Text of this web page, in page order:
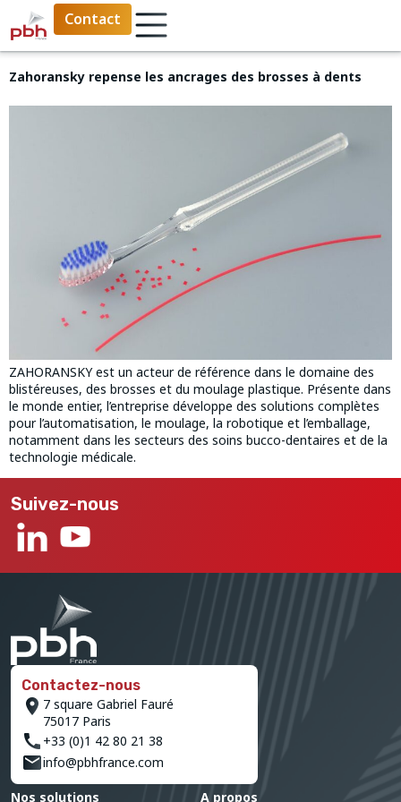
Contact
Zahoransky repense les ancrages des brosses à dents
ZAHORANSKY est un acteur de référence dans le domaine des
blistéreuses, des brosses et du moulage plastique. Présente dans
le monde entier, l’entreprise développe des solutions complètes
pour l’automatisation, le moulage, la robotique et l’emballage,
notamment dans les secteurs des soins bucco-dentaires et de la
technologie médicale.
Suivez-nous
Contactez-nous
7 square Gabriel Fauré
75017 Paris
+33 (0)1 42 80 21 38
info@pbhfrance.com
Nos solutions A propos